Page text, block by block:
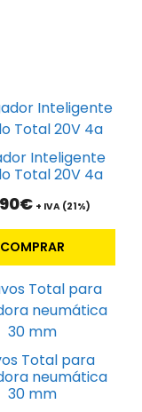
Inteligente
Total 20V 4a
€ + IVA (21%)
COMPRAR
Total para
neumática
30 mm